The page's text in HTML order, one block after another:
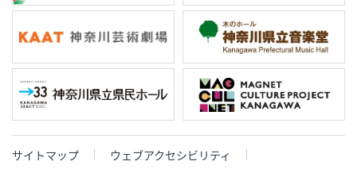
サイトマップ
ウェブアクセシビリティ